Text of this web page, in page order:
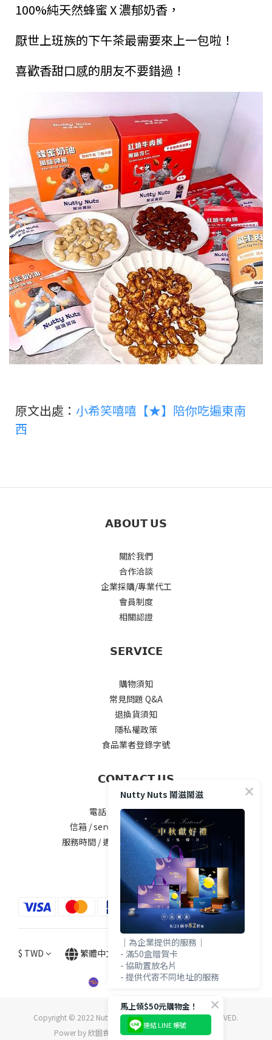
100%純天然蜂蜜 X 濃郁奶香，
厭世上班族的下午茶最需要來上一包啦！
喜歡香甜口感的朋友不要錯過！
原文出處： 小希笑嘻嘻【★】陪你吃遍東南
西
𝗔𝗕𝗢𝗨𝗧 𝗨𝗦
關於我們
合作洽談
企業採購/專業代工
會員制度
相關認證
𝗦𝗘𝗥𝗩𝗜𝗖𝗘
購物須知
常見問題 Q&A
退換貨須知
隱私權政策
食品業者登錄字號
𝗖𝗢𝗡𝗧𝗔𝗖𝗧 𝗨𝗦
電話 / 04-2535-5777#25
信箱 / service@nuttynuts.com.tw
服務時間 / 週一 ~ 週五 8:00am-5.00pm
$ TWD 繁體中文
Copyright © 2022 Nutty Nuts CO. LTD. ALL RIGHTS RESERVED.
Power by 欣園食品有限公司 / 統一編號 80231138
Nutty Nuts 鬧滋鬧滋
｜為企業提供的服務｜
- 滿50盒贈賀卡
- 協助置放名片
- 提供代寄不同地址的服務
馬上領$50元購物金！
連結 LINE 帳號